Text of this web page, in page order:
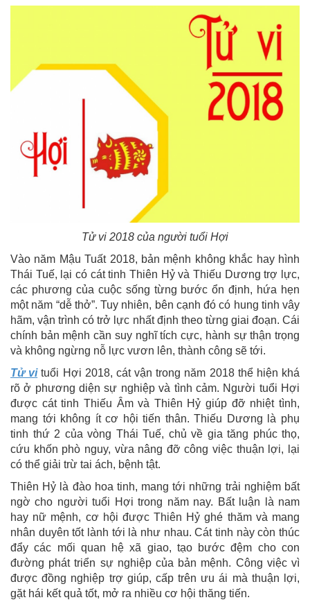
Tử vi 2018 của người tuổi Hợi
Vào năm Mậu Tuất 2018, bản mệnh không khắc hay hình
Thái Tuế, lại có cát tinh Thiên Hỷ và Thiếu Dương trợ lực,
các phương của cuộc sống từng bước ổn định, hứa hẹn
một năm “dễ thở”. Tuy nhiên, bên cạnh đó có hung tinh vây
hãm, vận trình có trở lực nhất định theo từng giai đoạn. Cái
chính bản mệnh cần suy nghĩ tích cực, hành sự thận trọng
và không ngừng nỗ lực vươn lên, thành công sẽ tới.
Tử vituổi Hợi 2018, cát vận trong năm 2018 thể hiện khá
rõ ở phương diện sự nghiệp và tình cảm. Người tuổi Hợi
được cát tinh Thiếu Âm và Thiên Hỷ giúp đỡ nhiệt tình,
mang tới không ít cơ hội tiến thân. Thiếu Dương là phụ
tinh thứ 2 của vòng Thái Tuế, chủ về gia tăng phúc thọ,
cứu khốn phò nguy, vừa nâng đỡ công việc thuận lợi, lại
có thể giải trừ tai ách, bệnh tật.
Thiên Hỷ là đào hoa tinh, mang tới những trải nghiệm bất
ngờ cho người tuổi Hợi trong năm nay. Bất luận là nam
hay nữ mệnh, cơ hội được Thiên Hỷ ghé thăm và mang
nhân duyên tốt lành tới là như nhau. Cát tinh này còn thúc
đẩy các mối quan hệ xã giao, tạo bước đệm cho con
đường phát triển sự nghiệp của bản mệnh. Công việc vì
được đồng nghiệp trợ giúp, cấp trên ưu ái mà thuận lợi,
gặt hái kết quả tốt, mở ra nhiều cơ hội thăng tiến.